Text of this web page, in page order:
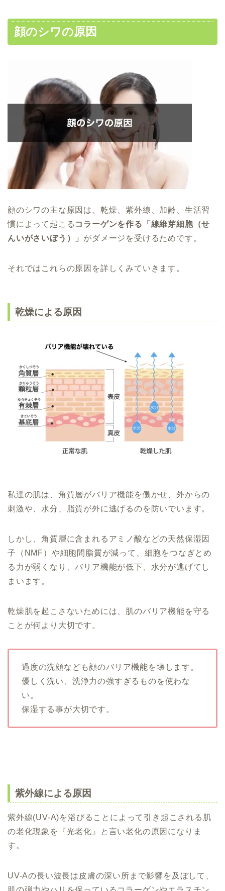
顔のシワの原因
顔のシワの主な原因は、乾燥、紫外線、加齢、生活習
慣によって起こる コラーゲンを作る「線維芽細胞（せ
んいがさいぼう）」 がダメージを受けるためです。
それではこれらの原因を詳しくみていきます。
乾燥による原因
私達の肌は、角質層がバリア機能を働かせ、外からの
刺激や、水分、脂質が外に逃げるのを防いでいます。
しかし、角質層に含まれるアミノ酸などの天然保湿因
子（NMF）や細胞間脂質が減って、細胞をつなぎとめ
る力が弱くなり、バリア機能が低下、水分が逃げてし
まいます。
乾燥肌を起こさないためには、肌のバリア機能を守る
ことが何より大切です。
過度の洗顔なども顔のバリア機能を壊します。
優しく洗い、洗浄力の強すぎるものを使わな
い。
保湿する事が大切です。
紫外線による原因
紫外線(UV-A)を浴びることによって引き起こされる肌
の老化現象を『光老化』と言い老化の原因になりま
す。
UV-Aの長い波長は皮膚の深い所まで影響を及ぼして、